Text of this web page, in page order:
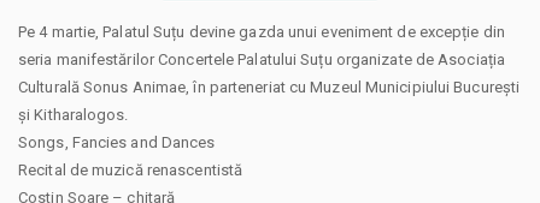
Pe 4 martie, Palatul Suțu devine gazda unui eveniment de excepție din
seria manifestărilor Concertele Palatului Suțu organizate de Asociația
Culturală Sonus Animae, în parteneriat cu Muzeul Municipiului București
și Kitharalogos.
Songs, Fancies and Dances
Recital de muzică renascentistă
Costin Soare – chitară